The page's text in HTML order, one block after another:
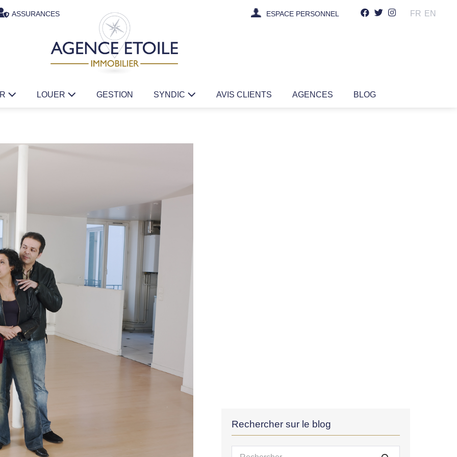
ASSURANCES ESPACE PERSONNEL FR EN
LOUER GESTION SYNDIC AVIS CLIENTS AGENCES BLOG
Rechercher sur le blog
Recherche